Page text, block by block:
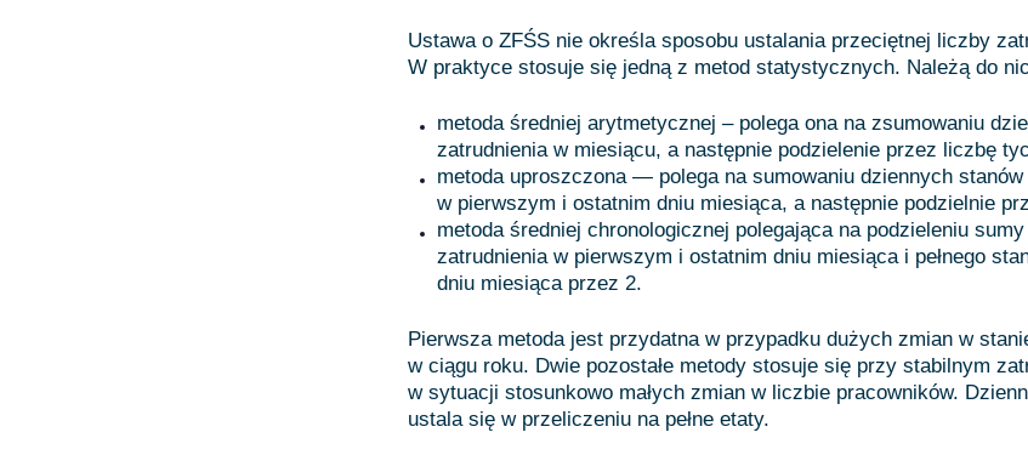
Ustawa o ZFŚS nie określa sposobu ustalania przeciętnej liczby
W praktyce stosuje się jedną z metod statystycznych. Należą do
metoda średniej arytmetycznej – polega ona na zsumowaniu
zatrudnienia w miesiącu, a następnie podzielenie przez liczbę
metoda uproszczona — polega na sumowaniu dziennych
w pierwszym i ostatnim dniu miesiąca, a następnie podzielnie
metoda średniej chronologicznej polegająca na podzieleniu sumy
zatrudnienia w pierwszym i ostatnim dniu miesiąca i pełnego
dniu miesiąca przez 2.
Pierwsza metoda jest przydatna w przypadku dużych zmian w
w ciągu roku. Dwie pozostałe metody stosuje się przy stabilnym
w sytuacji stosunkowo małych zmian w liczbie pracowników.
ustala się w przeliczeniu na pełne etaty.